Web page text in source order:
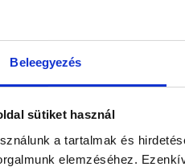
Beleegyezés
sütiket használ
a tartalmak és
elemzéséhez.